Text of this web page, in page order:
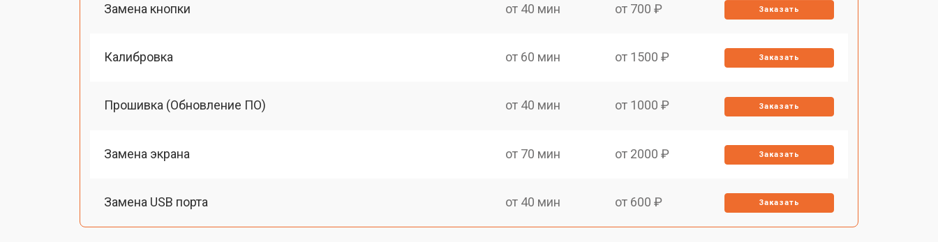
Замена кнопки от 40 мин от 700 ₽ Заказать
Калибровка от 60 мин от 1500 ₽ Заказать
Прошивка (Обновление ПО) от 40 мин от 1000 ₽ Заказать
Замена экрана от 70 мин от 2000 ₽ Заказать
Замена USB порта от 40 мин от 600 ₽ Заказать